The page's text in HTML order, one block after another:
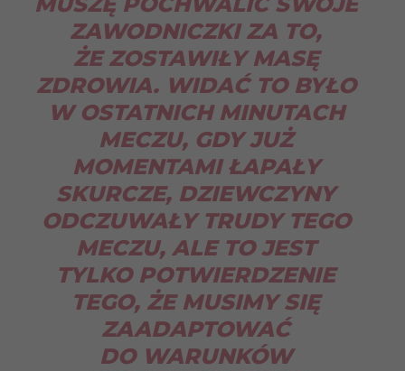
ZAWODNICZKI ZA TO,
ŻE ZOSTAWIŁY MASĘ
ZDROWIA. WIDAĆ TO BYŁO
W OSTATNICH MINUTACH
MECZU, GDY JUŻ
MOMENTAMI ŁAPAŁY
SKURCZE, DZIEWCZYNY
ODCZUWAŁY TRUDY TEGO
MECZU, ALE TO JEST
TYLKO POTWIERDZENIE
TEGO, ŻE MUSIMY SIĘ
ZAADAPTOWAĆ
DO WARUNKÓW